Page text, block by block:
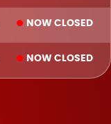
NOW CLOSED
NOW CLOSED